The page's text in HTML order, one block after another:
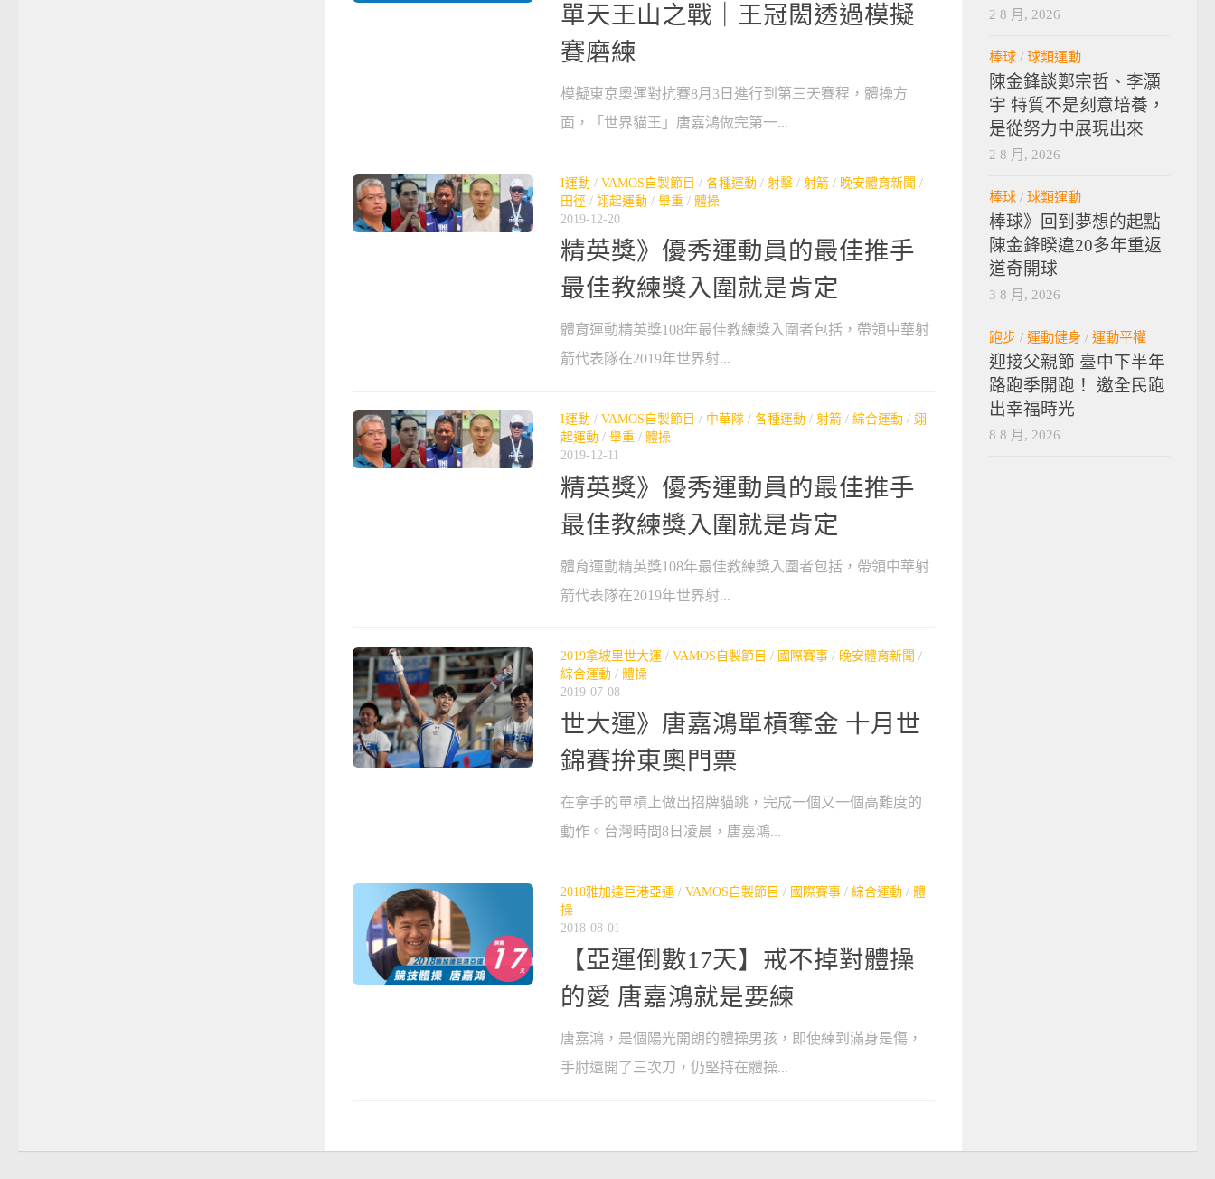
單天王山之戰｜王冠閎透過模擬
賽磨練
模擬東京奧運對抗賽8月3日進行到第三天賽程，體操方
面，「世界貓王」唐嘉鴻做完第一...
I運動 / VAMOS自製節目 / 各種運動 / 射擊 / 射箭 / 晚安體育新聞 /
田徑 / 翊起運動 / 舉重 / 體操
2019-12-20
精英獎》優秀運動員的最佳推手
最佳教練獎入圍就是肯定
體育運動精英獎108年最佳教練獎入圍者包括，帶領中華射
箭代表隊在2019年世界射...
I運動 / VAMOS自製節目 / 中華隊 / 各種運動 / 射箭 / 綜合運動 / 翊
起運動 / 舉重 / 體操
2019-12-11
精英獎》優秀運動員的最佳推手
最佳教練獎入圍就是肯定
體育運動精英獎108年最佳教練獎入圍者包括，帶領中華射
箭代表隊在2019年世界射...
2019拿坡里世大運 / VAMOS自製節目 / 國際賽事 / 晚安體育新聞 /
綜合運動 / 體操
2019-07-08
世大運》唐嘉鴻單槓奪金 十月世
錦賽拚東奧門票
在拿手的單槓上做出招牌貓跳，完成一個又一個高難度的
動作。台灣時間8日凌晨，唐嘉鴻...
2018雅加達巨港亞運 / VAMOS自製節目 / 國際賽事 / 綜合運動 / 體
操
2018-08-01
【亞運倒數17天】戒不掉對體操
的愛 唐嘉鴻就是要練
唐嘉鴻，是個陽光開朗的體操男孩，即使練到滿身是傷，
手肘還開了三次刀，仍堅持在體操...
2 8 月, 2026
棒球 / 球類運動
陳金鋒談鄭宗哲、李灝
宇 特質不是刻意培養，
是從努力中展現出來
2 8 月, 2026
棒球 / 球類運動
棒球》回到夢想的起點
陳金鋒睽違20多年重返
道奇開球
3 8 月, 2026
跑步 / 運動健身 / 運動平權
迎接父親節 臺中下半年
路跑季開跑！ 邀全民跑
出幸福時光
8 8 月, 2026